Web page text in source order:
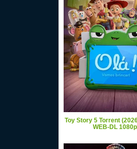
Toy Story 5 Torrent
WEB-DL 1080p